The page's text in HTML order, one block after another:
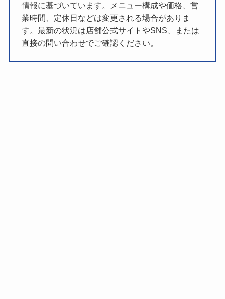
情報に基づいています。メニュー構成や価格、営
業時間、定休日などは変更される場合がありま
す。最新の状況は店舗公式サイトやSNS、または
直接の問い合わせでご確認ください。